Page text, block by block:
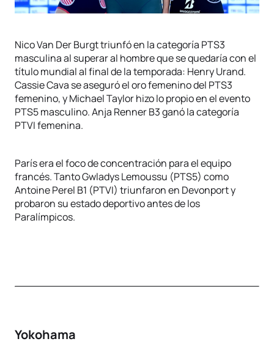
Nico Van Der Burgt triunfó en la categoría PTS3
masculina al superar al hombre que se quedaría con el
título mundial al final de la temporada: Henry Urand.
Cassie Cava se aseguró el oro femenino del PTS3
femenino, y Michael Taylor hizo lo propio en el evento
PTS5 masculino. Anja Renner B3 ganó la categoría
PTVI femenina.
París era el foco de concentración para el equipo
francés. Tanto Gwladys Lemoussu (PTS5) como
Antoine Perel B1 (PTVI) triunfaron en Devonport y
probaron su estado deportivo antes de los
Paralímpicos.
Yokohama